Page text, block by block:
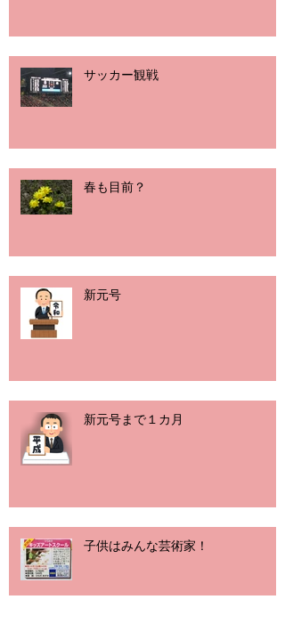
サッカー観戦
春も目前？
新元号
新元号まで１カ月
子供はみんな芸術家！